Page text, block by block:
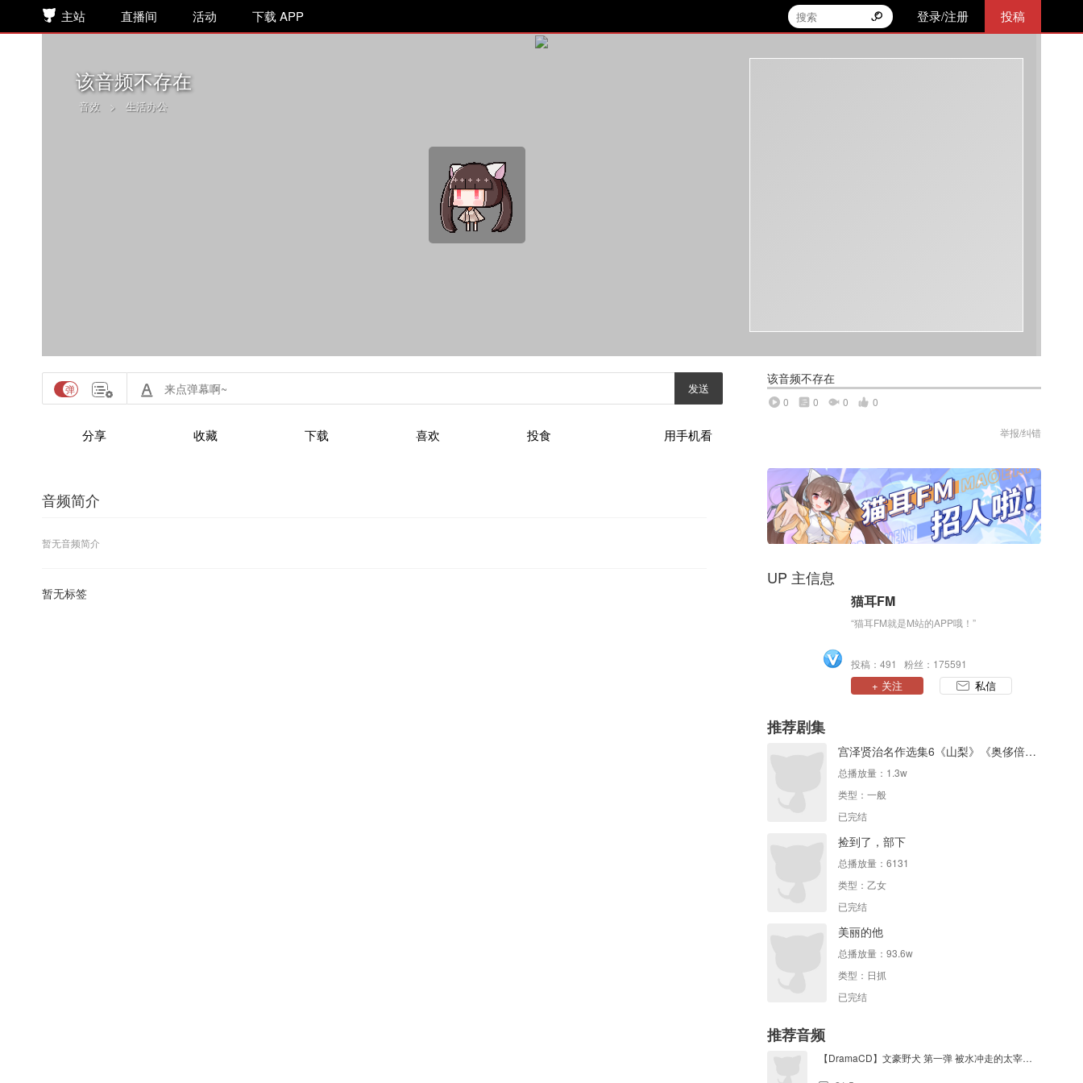
主站 直播间 活动 下载 APP 登录/注册 投稿
该音频不存在
音效 > 生活办公
发送
分享 收藏 下载 喜欢 投食 用手机看
该音频不存在
0 0 0 0
举报/纠错
音频简介
暂无音频简介
暂无标签
UP 主信息
猫耳FM
“猫耳FM就是M站的APP哦！”
投稿：491 粉丝：175591
+ 关注 私信
推荐剧集
宫泽贤治名作选集6《山梨》《奥侈倍尔与大象》《过雪地》
总播放量： 1.3w
类型： 一般
已完结
捡到了，部下
总播放量： 6131
类型： 乙女
已完结
美丽的他
总播放量： 93.6w
类型： 日抓
已完结
推荐音频
【DramaCD】文豪野犬 第一弹 被水冲走的太宰和另一人